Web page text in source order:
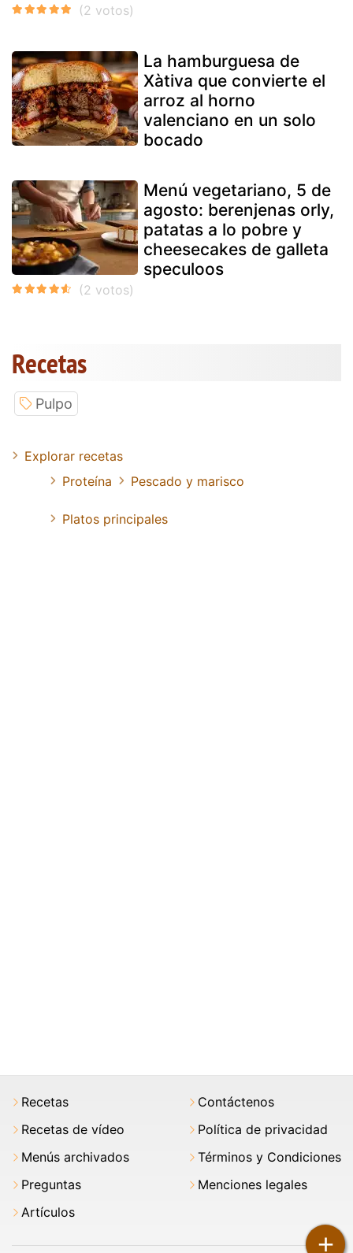
+
La hamburguesa de
Xàtiva que convierte el
arroz al horno
valenciano en un solo
bocado
Menú vegetariano, 5 de
agosto: berenjenas orly,
patatas a lo pobre y
cheesecakes de galleta
speculoos
Recetas
Pulpo
Explorar recetas
Proteína
Pescado y marisco
Platos principales
Recetas
Recetas de vídeo
Menús archivados
Preguntas
Artículos
Contáctenos
Política de privacidad
Términos y Condiciones
Menciones legales